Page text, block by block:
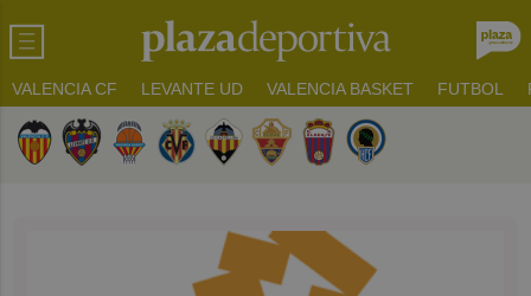
VALENCIA CF LEVANTE UD VALENCIA BASKET FUTBOL